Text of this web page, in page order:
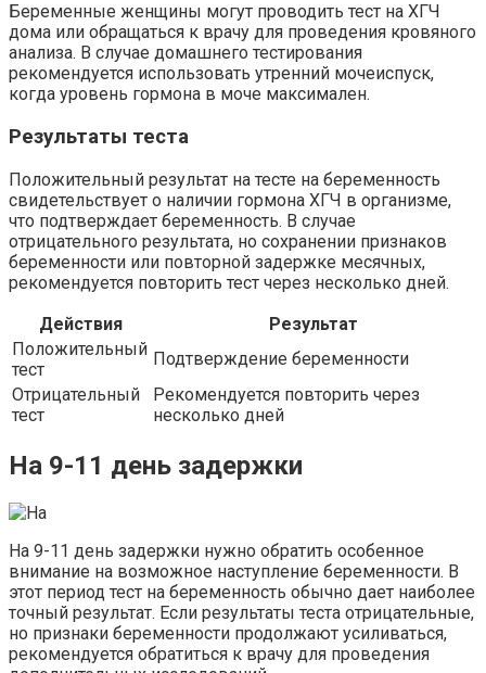
Беременные женщины могут проводить тест на ХГЧ
дома или обращаться к врачу для проведения кровяного
анализа. В случае домашнего тестирования
рекомендуется использовать утренний мочеиспуск,
когда уровень гормона в моче максимален.
Результаты теста
Положительный результат на тесте на беременность
свидетельствует о наличии гормона ХГЧ в организме,
что подтверждает беременность. В случае
отрицательного результата, но сохранении признаков
беременности или повторной задержке месячных,
рекомендуется повторить тест через несколько дней.
Действия
Результат
Положительный
тест
Подтверждение беременности
Отрицательный
тест
Рекомендуется повторить через
несколько дней
На 9-11 день задержки
На 9-11 день задержки нужно обратить особенное
внимание на возможное наступление беременности. В
этот период тест на беременность обычно дает наиболее
точный результат. Если результаты теста отрицательные,
но признаки беременности продолжают усиливаться,
рекомендуется обратиться к врачу для проведения